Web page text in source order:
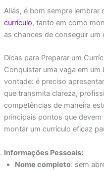
Aliás, é bom sempre lembrar
currículo, tanto em como
as chances de conseguir um
Dicas para Preparar um
Conquistar uma vaga em
vontade: é preciso
que transmita clareza,
competências de maneira
principais pontos que
montar um currículo eficaz
Informações Pessoais:
Nome completo: sem